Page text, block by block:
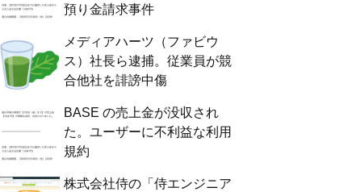
預り金請求事件
メディアハーツ（ファビウ
ス）社長ら逮捕。従業員が競
合他社を誹謗中傷
BASE の売上金が没収され
た。ユーザーに不利益な利用
規約
株式会社侍の「侍エンジニア